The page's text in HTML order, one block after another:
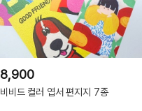
8,900
비비드 컬러 엽서 편지지 7종